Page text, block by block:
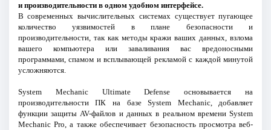
и производительности в одном удобном интерфейсе.
В современных вычислительных системах существует пугающее
количество уязвимостей в плане безопасности и
производительности, так как методы кражи ваших данных, взлома
вашего компьютера или заваливания вас вредоносными
программами, спамом и всплывающей рекламой с каждой минутой
усложняются.
System Mechanic Ultimate Defense основывается на
производительности ПК на базе System Mechanic, добавляет
функции защиты AV-файлов и данных в реальном времени System
Mechanic Pro, а также обеспечивает безопасность просмотра веб-